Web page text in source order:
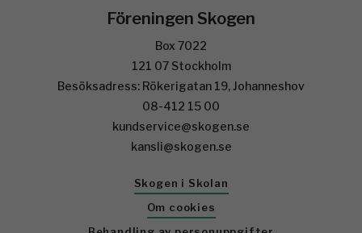
Föreningen Skogen
Box 7022
121 07 Stockholm
Besöksadress: Rökerigatan 19, Johanneshov
08-412 15 00
kundservice@skogen.se
kansli@skogen.se
Skogen i Skolan
Om cookies